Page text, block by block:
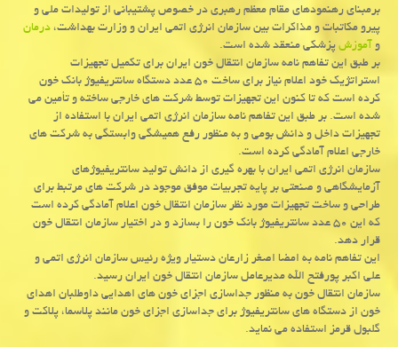
برمبنای رهنمودهای مقام معظم رهبری در خصوص پشتیبانی از تولیدات ملی و
پیرو مكاتبات و مذاكرات بین سازمان انرژی اتمی ایران و وزارت بهداشت،درمان
وآموزشپزشكی منعقد شده است.
بر طبق این تفاهم نامه سازمان انتقال خون ایران برای تكمیل تجهیزات
استراتژیك خود اعلام نیاز برای ساخت ۵۰ عدد دستگاه سانتریفیوژ بانك خون
كرده است كه تا كنون این تجهیزات توسط شركت های خارجی ساخته و تأمین می
شده است. بر طبق این تفاهم نامه سازمان انرژی اتمی ایران با استفاده از
تجهیزات داخل و دانش بومی و به منظور رفع همیشگی وابستگی به شركت های
خارجی اعلام آمادگی كرده است.
سازمان انرژی اتمی ایران با بهره گیری از دانش تولید سانتریفیوژهای
آزمایشگاهی و صنعتی بر پایه تجربیات موفق موجود در شركت های مرتبط برای
طراحی و ساخت تجهیزات مورد نظر سازمان انتقال خون اعلام آمادگی كرده است
كه این ۵۰ عدد سانتریفیوژ بانك خون را بسازد و در اختیار سازمان انتقال خون
قرار دهد.
این تفاهم نامه به امضا اصغر زارعان دستیار ویژه رئیس سازمان انرژی اتمی و
علی اكبر پورفتح الله مدیرعامل سازمان انتقال خون ایران رسید.
سازمان انتقال خون به منظور جداسازی اجزای خون های اهدایی داوطلبان اهدای
خون از دستگاه های سانتریفیوژ برای جداسازی اجزای خون مانند پلاسما، پلاكت و
گلبول قرمز استفاده می نماید.